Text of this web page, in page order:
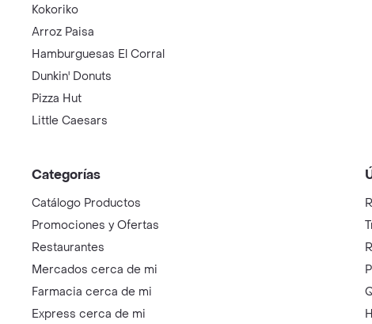
Kokoriko
Arroz Paisa
Hamburguesas El Corral
Dunkin' Donuts
Pizza Hut
Little Caesars
Categorías
Catálogo Productos
Promociones y Ofertas
Restaurantes
Mercados cerca de mi
Farmacia cerca de mi
Express cerca de mi